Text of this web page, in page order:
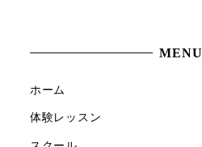
ー
ジ
送
MENU
ホーム
体験レッスン